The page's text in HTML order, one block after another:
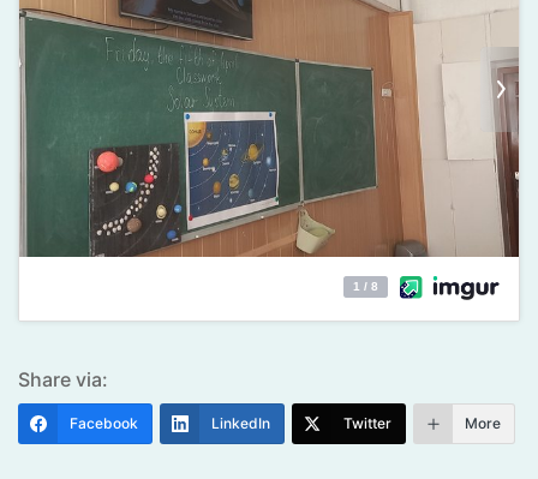
Share via:
Facebook LinkedIn Twitter More